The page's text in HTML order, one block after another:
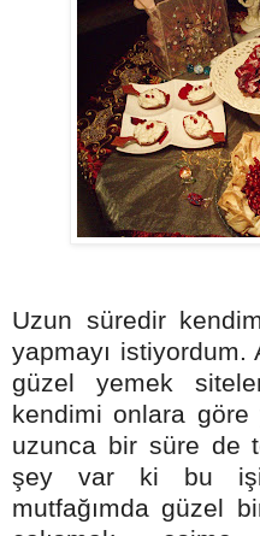
Uzun süredir
yapmayı istiyordum.
güzel yemek
kendimi onlara
uzunca bir süre de
şey var ki bu işi
mutfağımda güzel